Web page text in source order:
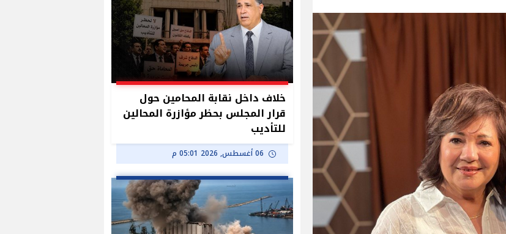
خلاف داخل نقابة المحامين حول
قرار المجلس بحظر مؤازرة المحالين
للتأديب
06 أغسطس, 2026 05:01 م